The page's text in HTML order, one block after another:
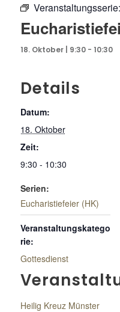
Veranstaltungsserie:
18. Oktober | 9:30- 10:30
Details
Datum:
18. Oktober
Zeit:
9:30 - 10:30
Serien:
Eucharistiefeier (HK)
Veranstaltungskatego
rie:
Gottesdienst
Heilig Kreuz Münster